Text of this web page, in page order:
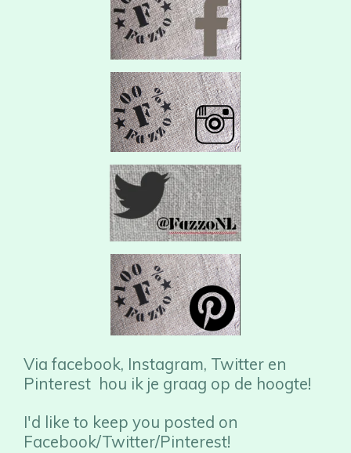
Via facebook, Instagram, Twitter en
Pinterest hou ik je graag op de hoogte!
I'd like to keep you posted on
Facebook/Twitter/Pinterest!